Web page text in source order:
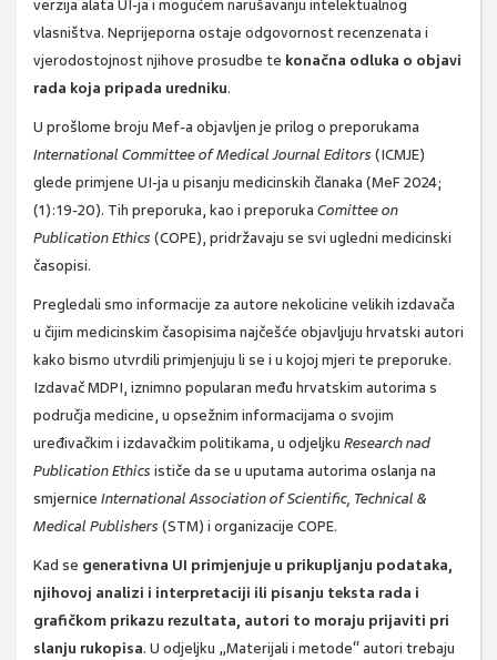
verzija alata UI-ja i mogućem narušavanju intelektualnog
vlasništva. Neprijeporna ostaje odgovornost recenzenata i
vjerodostojnost njihove prosudbe te konačna odluka o objavi
rada koja pripada uredniku.
U prošlome broju Mef-a objavljen je prilog o preporukama
International Committee of Medical Journal Editors (ICMJE)
glede primjene UI-ja u pisanju medicinskih članaka (MeF 2024;
(1):19-20). Tih preporuka, kao i preporuka Comittee on
Publication Ethics (COPE), pridržavaju se svi ugledni medicinski
časopisi.
Pregledali smo informacije za autore nekolicine velikih izdavača
u čijim medicinskim časopisima najčešće objavljuju hrvatski autori
kako bismo utvrdili primjenjuju li se i u kojoj mjeri te preporuke.
Izdavač MDPI, iznimno popularan među hrvatskim autorima s
područja medicine, u opsežnim informacijama o svojim
uređivačkim i izdavačkim politikama, u odjeljku Research nad
Publication Ethics ističe da se u uputama autorima oslanja na
smjernice International Association of Scientific, Technical &
Medical Publishers (STM) i organizacije COPE.
Kad se generativna UI primjenjuje u prikupljanju podataka,
njihovoj analizi i interpretaciji ili pisanju teksta rada i
grafičkom prikazu rezultata, autori to moraju prijaviti pri
slanju rukopisa. U odjeljku „Materijali i metode“ autori trebaju